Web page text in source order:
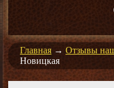
Главная → Отзывы
Новицкая